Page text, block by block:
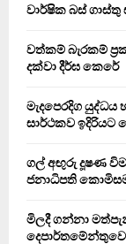
r
වාර්ෂික බස්
වත්කම් බැරකම්
දක්වා දීර්ඝ කෙරේ
මැදපෙරදිග යුද්ධය
සාර්ථකව ඉදිරියට
ගල් අඟුරු දූෂණ
ජනාධිපති
මිලදී ගන්නා